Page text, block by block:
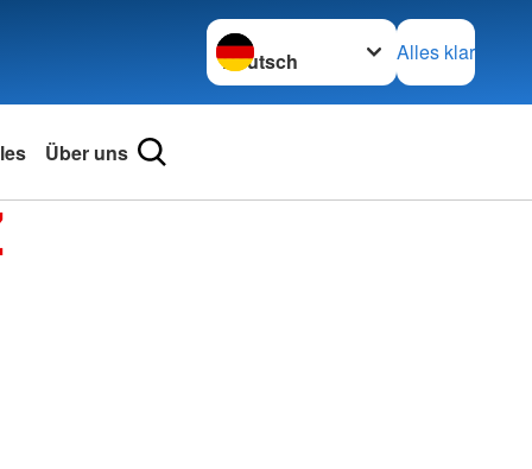
Sprache wechseln zu
Alles klar
Über uns